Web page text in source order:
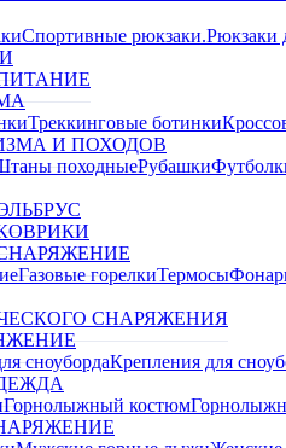
Спортивные рюкзаки.Рюкзаки
Треккинговые ботинки
И ПОХОДОВ
походныеРубашки
Газовые горелкиТермосы
СНАРЯЖЕНИЯ
сноубордаКрепления для
Горнолыжный костюм